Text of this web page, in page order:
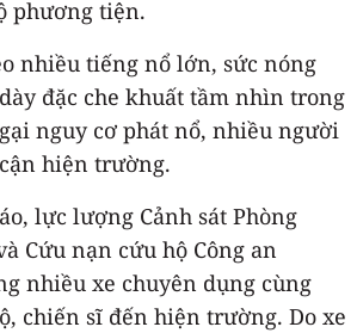
phương tiện.
nhiều tiếng nổ lớn, sức nóng
đặc che khuất tầm nhìn trong
nguy cơ phát nổ, nhiều người
hiện trường.
lực lượng Cảnh sát Phòng
Cứu nạn cứu hộ Công an
nhiều xe chuyên dụng cùng
chiến sĩ đến hiện trường. Do xe